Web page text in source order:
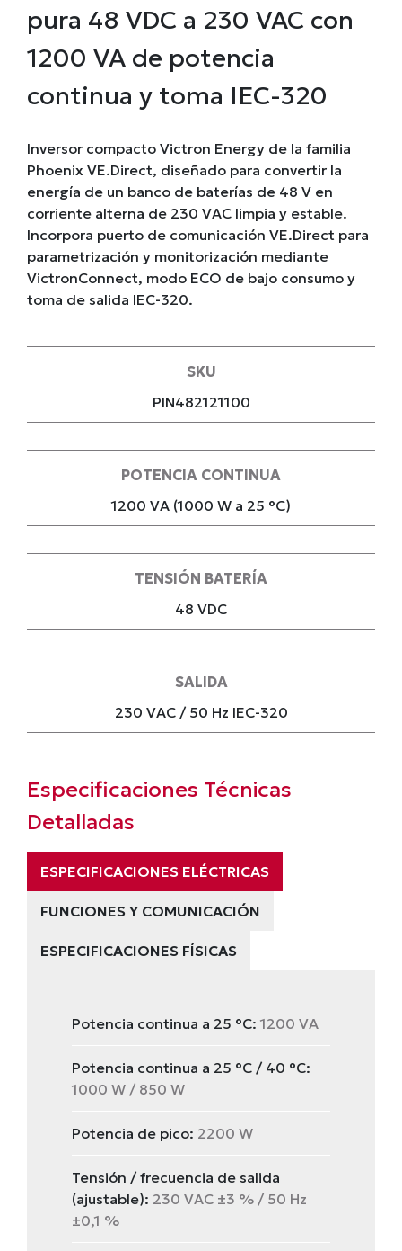
pura 48 VDC a 230 VAC con
1200 VA de potencia
continua y toma IEC-320
Inversor compacto Victron Energy de la familia
Phoenix VE.Direct, diseñado para convertir la
energía de un banco de baterías de 48 V en
corriente alterna de 230 VAC limpia y estable.
Incorpora puerto de comunicación VE.Direct para
parametrización y monitorización mediante
VictronConnect, modo ECO de bajo consumo y
toma de salida IEC-320.
SKU
PIN482121100
POTENCIA CONTINUA
1200 VA (1000 W a 25 °C)
TENSIÓN BATERÍA
48 VDC
SALIDA
230 VAC / 50 Hz IEC-320
Especificaciones Técnicas
Detalladas
ESPECIFICACIONES ELÉCTRICAS
FUNCIONES Y COMUNICACIÓN
ESPECIFICACIONES FÍSICAS
Potencia continua a 25 °C: 1200 VA
Potencia continua a 25 °C / 40 °C:
1000 W / 850 W
Potencia de pico: 2200 W
Tensión / frecuencia de salida
(ajustable): 230 VAC ±3 % / 50 Hz
±0,1 %